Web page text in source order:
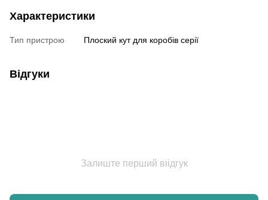
Характеристики
Тип пристрою Плоский кут для коробів серії
Відгуки
Залиште перший віідгук